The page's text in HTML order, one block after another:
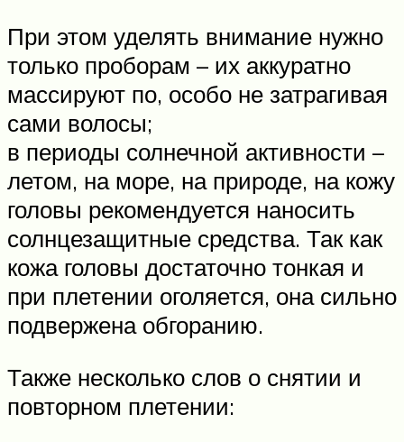
При этом уделять внимание нужно
только проборам – их аккуратно
массируют по, особо не затрагивая
сами волосы;
в периоды солнечной активности –
летом, на море, на природе, на кожу
головы рекомендуется наносить
солнцезащитные средства. Так как
кожа головы достаточно тонкая и
при плетении оголяется, она сильно
подвержена обгоранию.
Также несколько слов о снятии и
повторном плетении: